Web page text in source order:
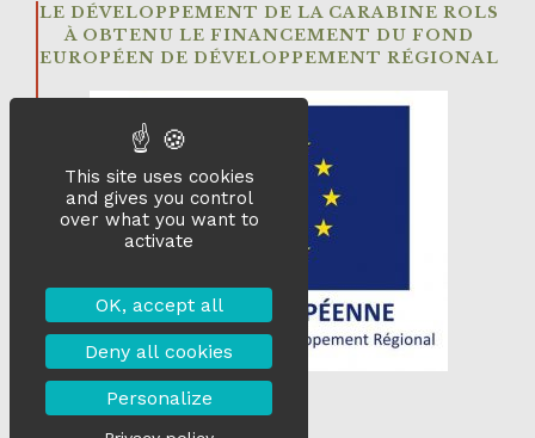
LE DÉVELOPPEMENT DE LA CARABINE ROLS
À OBTENU LE FINANCEMENT DU FOND
EUROPÉEN DE DÉVELOPPEMENT RÉGIONAL
This site uses cookies
and gives you control
over what you want to
activate
OK, accept all
Deny all cookies
Personalize